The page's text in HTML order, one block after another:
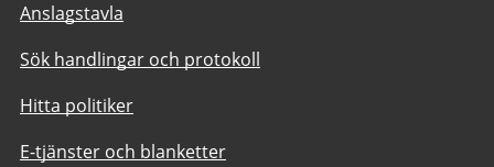
Anslagstavla
Sök handlingar och protokoll
Hitta politiker
E-tjänster och blanketter